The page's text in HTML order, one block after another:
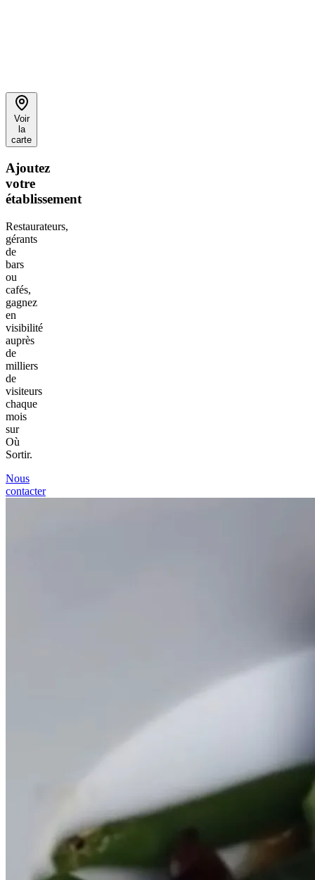
Voir
la
carte
Ajoutez
votre
établissement
Restaurateurs,
gérants
de
bars
ou
cafés,
gagnez
en
visibilité
auprès
de
milliers
de
visiteurs
chaque
mois
sur
Où
Sortir.
Nous
contacter